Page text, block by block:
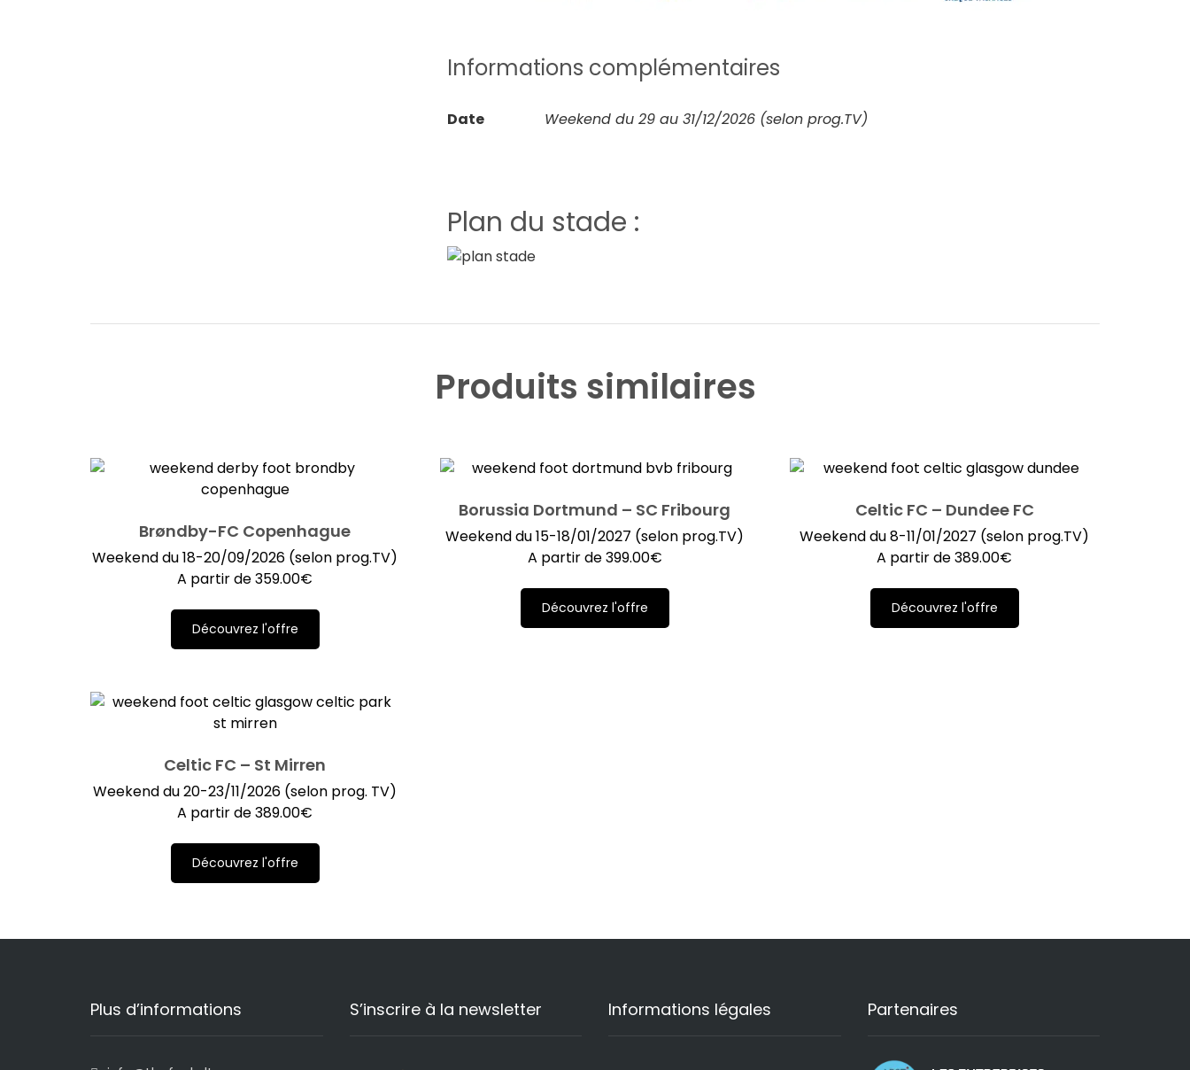
Informations complémentaires
Date Weekend du 29 au 31/12/2026 (selon prog.TV)
Plan du stade :
Produits similaires
Brøndby-FC Copenhague
Weekend du 18-20/09/2026 (selon prog.TV)
A partir de359.00€
Découvrez l'offre
Borussia Dortmund – SC Fribourg
Weekend du 15-18/01/2027 (selon prog.TV)
A partir de399.00€
Découvrez l'offre
Celtic FC – Dundee FC
Weekend du 8-11/01/2027 (selon prog.TV)
A partir de389.00€
Découvrez l'offre
Celtic FC – St Mirren
Weekend du 20-23/11/2026 (selon prog. TV)
A partir de389.00€
Découvrez l'offre
Plus d’informations S’inscrire à la newsletter Informations légales Partenaires